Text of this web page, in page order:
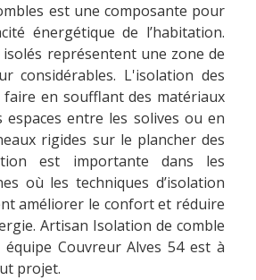
est une composante pour
énergétique de l’habitation.
isolés représentent une zone de
considérables. L'isolation des
faire en soufflant des matériaux
espaces entre les solives ou en
rigides sur le plancher des
est importante dans les
où les techniques d’isolation
améliorer le confort et réduire
Artisan Isolation de comble
Couvreur Alves 54 est à
projet.